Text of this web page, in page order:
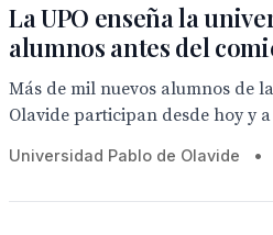
La UPO enseña la
alumnos antes del
Más de mil nuevos alumnos de
Olavide participan desde hoy y
Universidad Pablo de Olavide •